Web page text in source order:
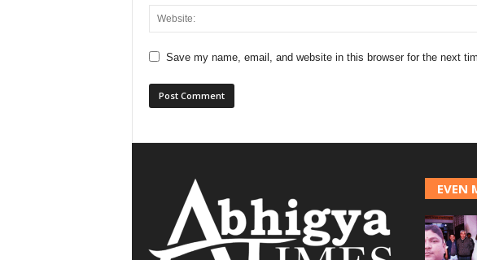
Save my name, email, and website in this browser for the next
EVEN